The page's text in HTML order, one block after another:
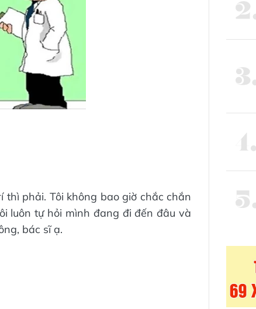
phải. Tôi không bao giờ chắc chắn
luôn tự hỏi mình đang đi đến đâu và
bác sĩ ạ.